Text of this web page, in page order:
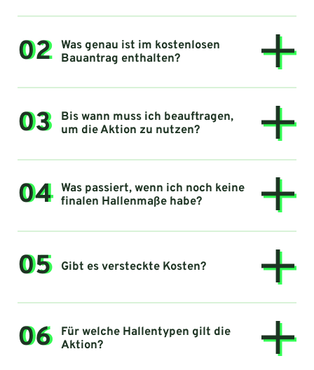
02
Was genau ist im kostenlosen
Bauantrag enthalten?
03
Bis wann muss ich beauftragen,
um die Aktion zu nutzen?
04
Was passiert, wenn ich noch keine
finalen Hallenmaße habe?
05 Gibt es versteckte Kosten?
06
Für welche Hallentypen gilt die
Aktion?